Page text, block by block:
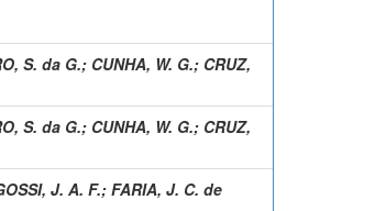
S. da G.; CUNHA, W. G.; CRUZ,
S. da G.; CUNHA, W. G.; CRUZ,
J. A. F.; FARIA, J. C. de